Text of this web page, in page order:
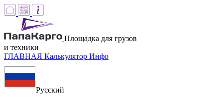
Площадка для грузов
и техники
ГЛАВНАЯ Калькулятор Инфо
Русский